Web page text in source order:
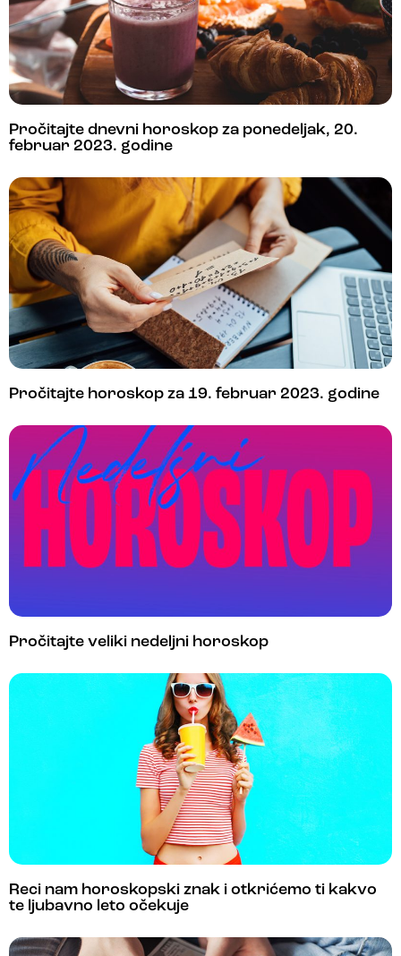
Pročitajte dnevni horoskop za ponedeljak, 20.
februar 2023. godine
Pročitajte horoskop za 19. februar 2023. godine
Pročitajte veliki nedeljni horoskop
Reci nam horoskopski znak i otkrićemo ti kakvo
te ljubavno leto očekuje